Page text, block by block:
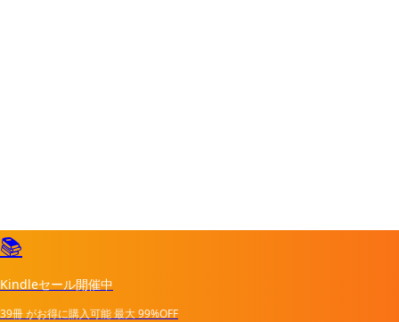
📚
Kindleセール開催中
39冊がお得に購入可能最大99%OFF